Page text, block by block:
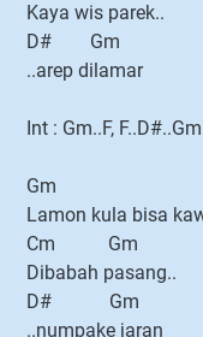
Kaya wis parek..
D# Gm
..arep dilamar
Int : Gm..F,
Gm
Lamon kula bisa
Cm Gm
Dibabah pasang..
D# Gm
..numpake jaran